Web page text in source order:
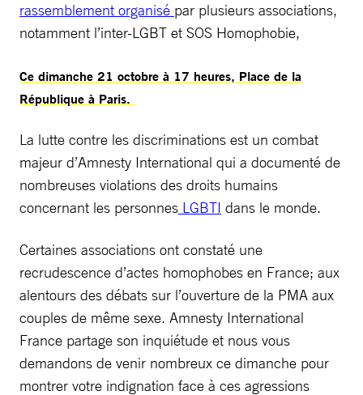
rassemblement organisé par plusieurs associations,
notamment l’inter-LGBT et SOS Homophobie,
Ce dimanche 21 octobre à 17 heures, Place de la
République à Paris.
La lutte contre les discriminations est un combat
majeur d’Amnesty International qui a documenté de
nombreuses violations des droits humains
concernant les personnes LGBTI dans le monde.
Certaines associations ont constaté une
recrudescence d’actes homophobes en France; aux
alentours des débats sur l’ouverture de la PMA aux
couples de même sexe. Amnesty International
France partage son inquiétude et nous vous
demandons de venir nombreux ce dimanche pour
montrer votre indignation face à ces agressions